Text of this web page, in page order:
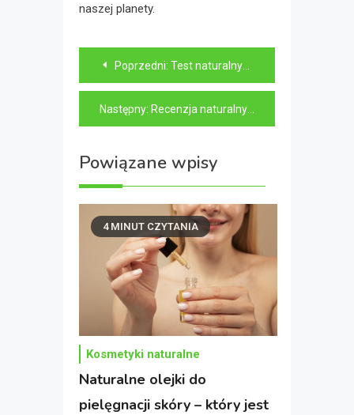
naszej planety.
Nawigacja
wpisu
Poprzedni: Test naturalnych serum do twarzy – czym się kierować przy zakupie?
Następny: Recenzja naturalnych kremów pod oczy – który daje najlepsze efekty?
Powiązane wpisy
4 MINUT CZYTANIA
Kosmetyki naturalne
Naturalne olejki do
pielęgnacji skóry – który jest